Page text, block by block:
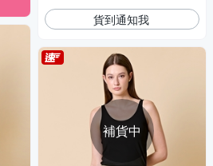
貨到通知我
補貨中